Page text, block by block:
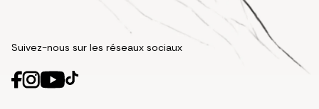
Suivez-nous sur les réseaux sociaux